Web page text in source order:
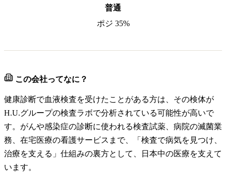
普通
ポジ 35%
この会社ってなに？
健康診断で血液検査を受けたことがある方は、その検体が
H.U.グループの検査ラボで分析されている可能性が高いで
す。がんや感染症の診断に使われる検査試薬、病院の滅菌業
務、在宅医療の看護サービスまで、「検査で病気を見つけ、
治療を支える」仕組みの裏方として、日本中の医療を支えて
います。